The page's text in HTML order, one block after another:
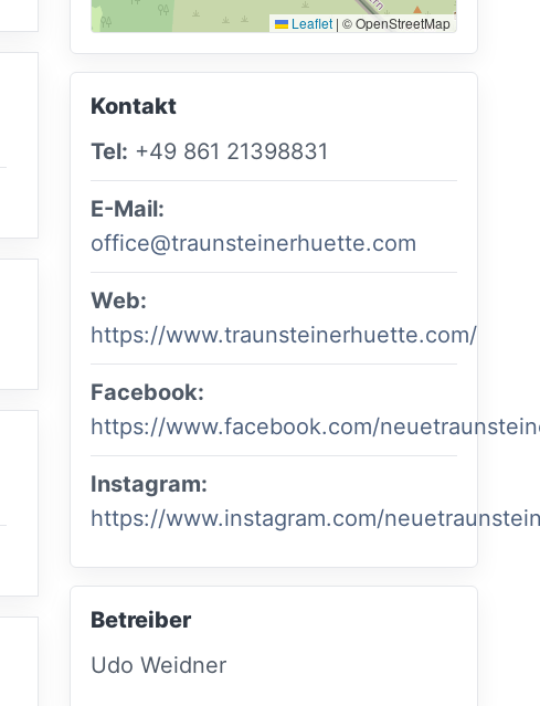
Leaflet | © OpenStreetMap
Kontakt
Tel: +49 861 21398831
E-Mail:
office@traunsteinerhuette.com
Web:
https://www.traunsteinerhuette.com/
Facebook:
https://www.facebook.com/
Instagram:
https://www.instagram.com/
Betreiber
Udo Weidner